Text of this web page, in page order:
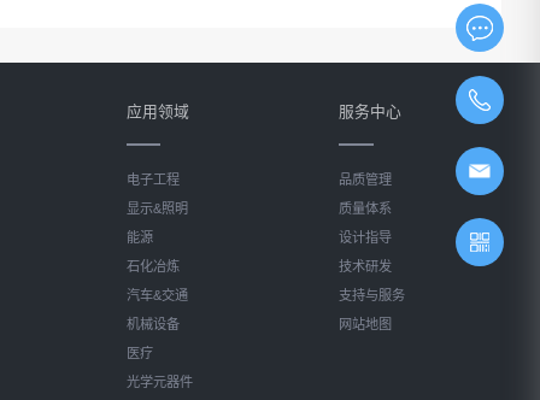
应用领域
电子工程
显示&照明
能源
石化冶炼
汽车&交通
机械设备
医疗
光学元器件
服务中心
品质管理
质量体系
设计指导
技术研发
支持与服务
网站地图